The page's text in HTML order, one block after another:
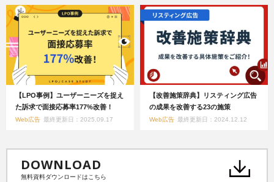
【LPO事例】ユーザーニーズを捉え
た訴求で面接応募率177%改善！
Web広告 最終更新日：2025.09.17
【改善施策辞典】リスティング広告
の成果を改善する23の施策
Web広告 最終更新日：2024.12.12
DOWNLOAD
無料資料ダウンロードはこちら